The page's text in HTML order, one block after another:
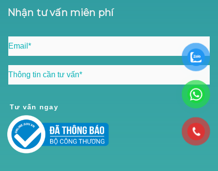
Nhận tư vấn miên phí
Tư vấn ngay